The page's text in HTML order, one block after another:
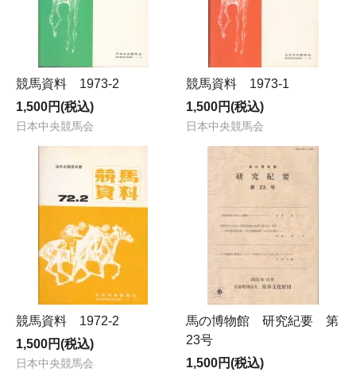
競馬資料 1973-2
1,500円(税込)
日本中央競馬会
競馬資料 1973-1
1,500円(税込)
日本中央競馬会
競馬資料 1972-2
1,500円(税込)
日本中央競馬会
馬の博物館 研究紀要 第
23号
1,500円(税込)